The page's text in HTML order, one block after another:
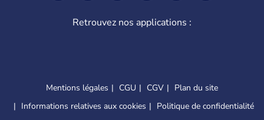
Retrouvez nos applications :
Mentions légales CGU CGV
Plan du site
Informations relatives aux cookies
Politique de confidentialité